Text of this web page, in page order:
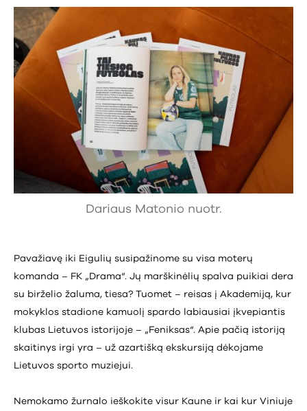
Dariaus Matonio nuotr.
Pavažiavę iki Eigulių susipažinome su visa moterų
komanda – FK „Drama“. Jų marškinėlių spalva puikiai dera
su birželio žaluma, tiesa? Tuomet – reisas į Akademiją, kur
mokyklos stadione kamuolį spardo labiausiai įkvepiantis
klubas Lietuvos istorijoje – „Feniksas“. Apie pačią istoriją
skaitinys irgi yra – už azartišką ekskursiją dėkojame
Lietuvos sporto muziejui.
Nemokamo žurnalo ieškokite visur Kaune ir kai kur Viniuje